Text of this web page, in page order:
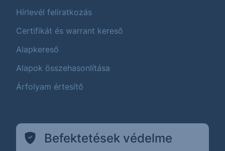
Hírlevél feliratkozás
Certifikát és warrant kereső
Alapkereső
Alapok összehasonlítása
Árfolyam értesítő
Befektetések védelme